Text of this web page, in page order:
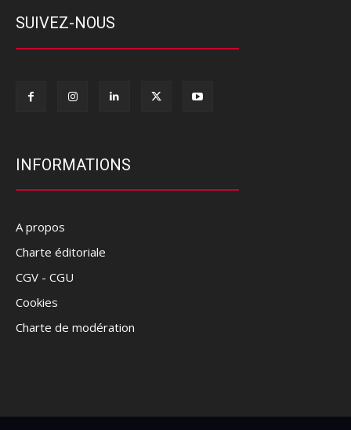
SUIVEZ-NOUS
INFORMATIONS
A propos
Charte éditoriale
CGV - CGU
Cookies
Charte de modération